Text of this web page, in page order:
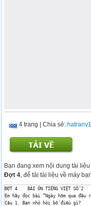
4 trang |Chia sẻ: hatranv1
Bạn đang xem nội dung tài
Đợt 4 , để tải tài liệu về máy
ĐỢT 4	 BÀI ÔN TIẾNG VIỆT SỐ 2
Em hãy đọc bài “Ngày hôm qua
Câu 1. Bạn nhỏ hỏi bố điều gì?